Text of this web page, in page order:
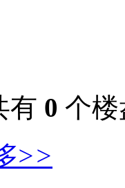
有 0 个楼
>>